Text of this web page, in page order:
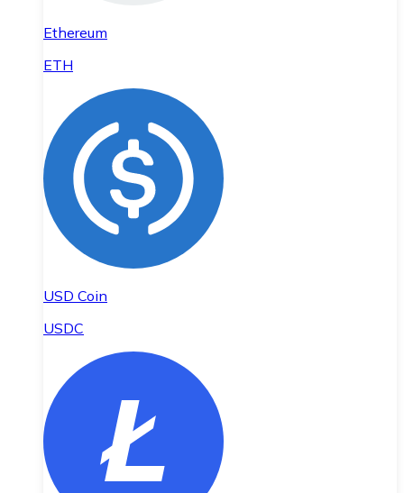
Ethereum
ETH
USD Coin
USDC